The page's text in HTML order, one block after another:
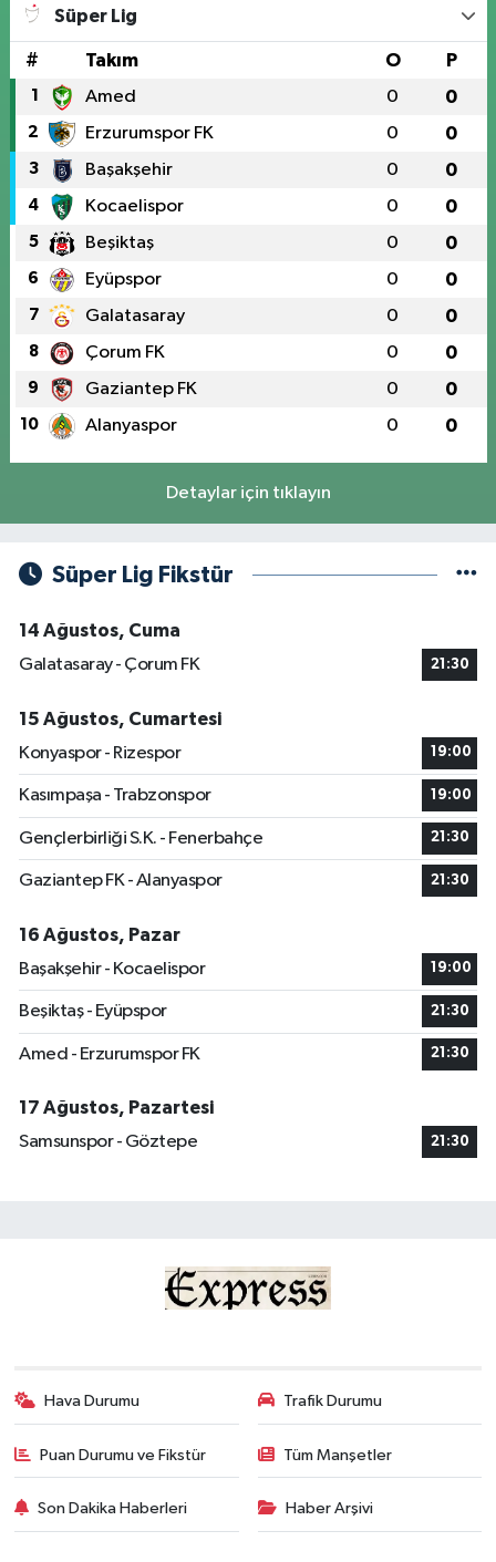
Süper Lig
# Takım O P
1 Amed 0 0
2 Erzurumspor FK 0 0
3 Başakşehir 0 0
4 Kocaelispor 0 0
5 Beşiktaş 0 0
6 Eyüpspor 0 0
7 Galatasaray 0 0
8 Çorum FK 0 0
9 Gaziantep FK 0 0
10 Alanyaspor 0 0
Detaylar için tıklayın
Süper Lig Fikstür
14 Ağustos, Cuma
Galatasaray - Çorum FK
21:30
15 Ağustos, Cumartesi
Konyaspor - Rizespor
19:00
Kasımpaşa - Trabzonspor 19:00
Gençlerbirliği S.K. - Fenerbahçe 21:30
Gaziantep FK - Alanyaspor 21:30
16 Ağustos, Pazar
Başakşehir - Kocaelispor
19:00
Beşiktaş - Eyüpspor 21:30
Amed - Erzurumspor FK 21:30
17 Ağustos, Pazartesi
Samsunspor - Göztepe
21:30
Hava Durumu Trafik Durumu
Puan Durumu ve Fikstür Tüm Manşetler
Son Dakika Haberleri Haber Arşivi